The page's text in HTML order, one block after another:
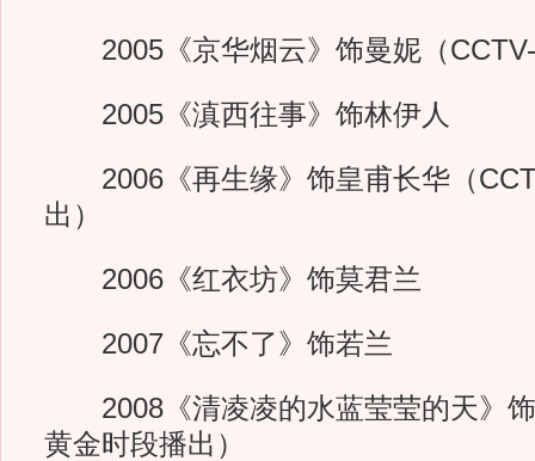
2005《京华烟云》饰曼妮（CCTV-
2005《滇西往事》饰林伊人
2006《再生缘》饰皇甫长华（
出）
2006《红衣坊》饰莫君兰
2007《忘不了》饰若兰
2008《清凌凌的水蓝莹莹的天》饰
黄金时段播出）